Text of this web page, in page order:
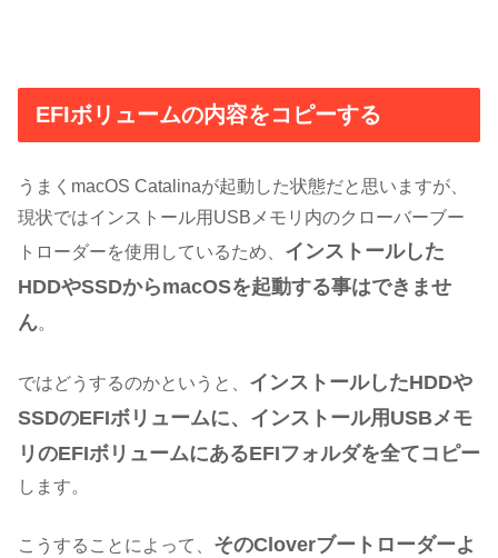
EFIボリュームの内容をコピーする
うまくmacOS Catalinaが起動した状態だと思いますが、
現状ではインストール用USBメモリ内のクローバーブー
トローダーを使用しているため、 インストールした
HDDやSSDからmacOSを起動する事はできませ
ん。
ではどうするのかというと、 インストールしたHDDや
SSDのEFIボリュームに、インストール用USBメモ
リのEFIボリュームにあるEFIフォルダを全てコピー
します。
こうすることによって、 そのCloverブートローダーよ